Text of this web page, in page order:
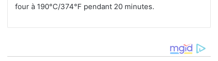
four à 190°C/374°F pendant 20 minutes.